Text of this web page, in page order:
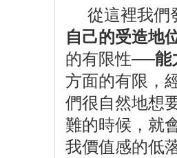
從這裡我們
自己的受造地
的有限性──能
方面的有限，
們很自然地想
難的時候，就
我價值感的低